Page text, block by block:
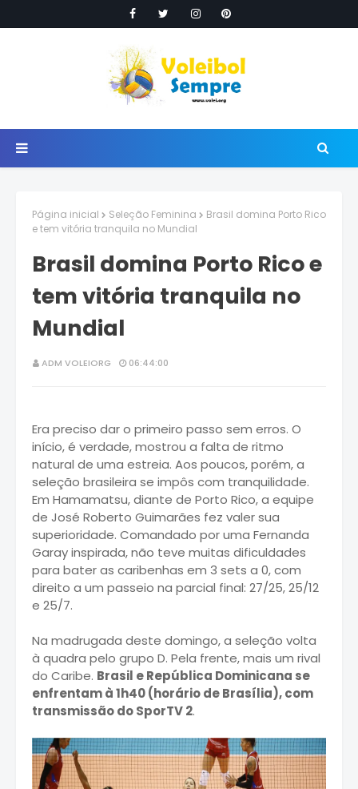
Página inicial Seleção Feminina
Brasil domina Porto Rico
e tem vitória tranquila no Mundial
Brasil domina Porto Rico e
tem vitória tranquila no
Mundial
ADM VOLEIORG 06:44:00
Era preciso dar o primeiro passo sem erros. O
início, é verdade, mostrou a falta de ritmo
natural de uma estreia. Aos poucos, porém, a
seleção brasileira se impôs com tranquilidade.
Em Hamamatsu, diante de Porto Rico, a equipe
de José Roberto Guimarães fez valer sua
superioridade. Comandado por uma Fernanda
Garay inspirada, não teve muitas dificuldades
para bater as caribenhas em 3 sets a 0, com
direito a um passeio na parcial final: 27/25, 25/12
e 25/7.
Na madrugada deste domingo, a seleção volta
à quadra pelo grupo D. Pela frente, mais um rival
do Caribe. Brasil e República Dominicana se
enfrentam à 1h40 (horário de Brasília), com
transmissão do SporTV 2.